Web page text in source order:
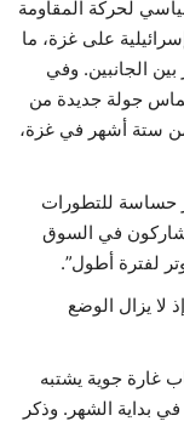
لحركة المقاومة
على غزة، ما
الجانبين. وفي
جولة جديدة من
ستة أشهر في غزة،
حساسة للتطورات
في السوق
لفترة أطول”.
لا يزال الوضع
غارة جوية يشتبه
في بداية الشهر. وذكر